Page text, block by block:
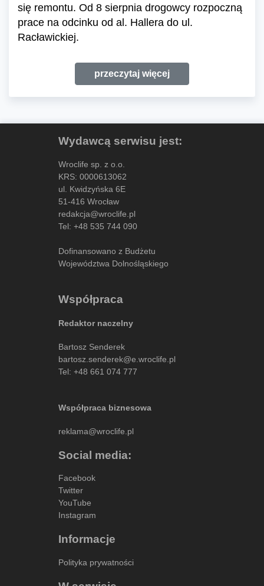
się remontu. Od 8 sierpnia drogowcy rozpoczną
prace na odcinku od al. Hallera do ul.
Racławickiej.
przeczytaj więcej
Wydawcą serwisu jest:
Wroclife sp. z o.o.
KRS: 0000613062
ul. Kwidzyńska 6E
51-416 Wrocław
redakcja@wroclife.pl
Tel: +48 535 744 090
Dofinansowano z Budżetu
Województwa Dolnośląskiego
Współpraca
Redaktor naczelny
Bartosz Senderek
bartosz.senderek@e.wroclife.pl
Tel: +48 661 074 777
Współpraca biznesowa
reklama@wroclife.pl
Social media:
Facebook
Twitter
YouTube
Instagram
Informacje
Polityka prywatności